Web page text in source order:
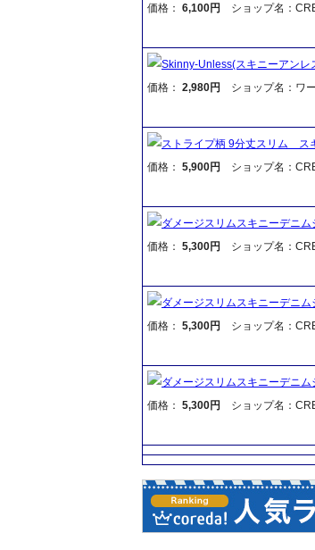
価格： 6,100円 ショップ名：
Skinny-Unless(スキニーアンレ
価格： 2,980円 ショップ名：ワ
ストライプ柄 9分丈スリム ス
価格： 5,900円 ショップ名：
ダメージスリムスキニーデニ
価格： 5,300円 ショップ名：
ダメージスリムスキニーデニ
価格： 5,300円 ショップ名：
ダメージスリムスキニーデニ
価格： 5,300円 ショップ名：